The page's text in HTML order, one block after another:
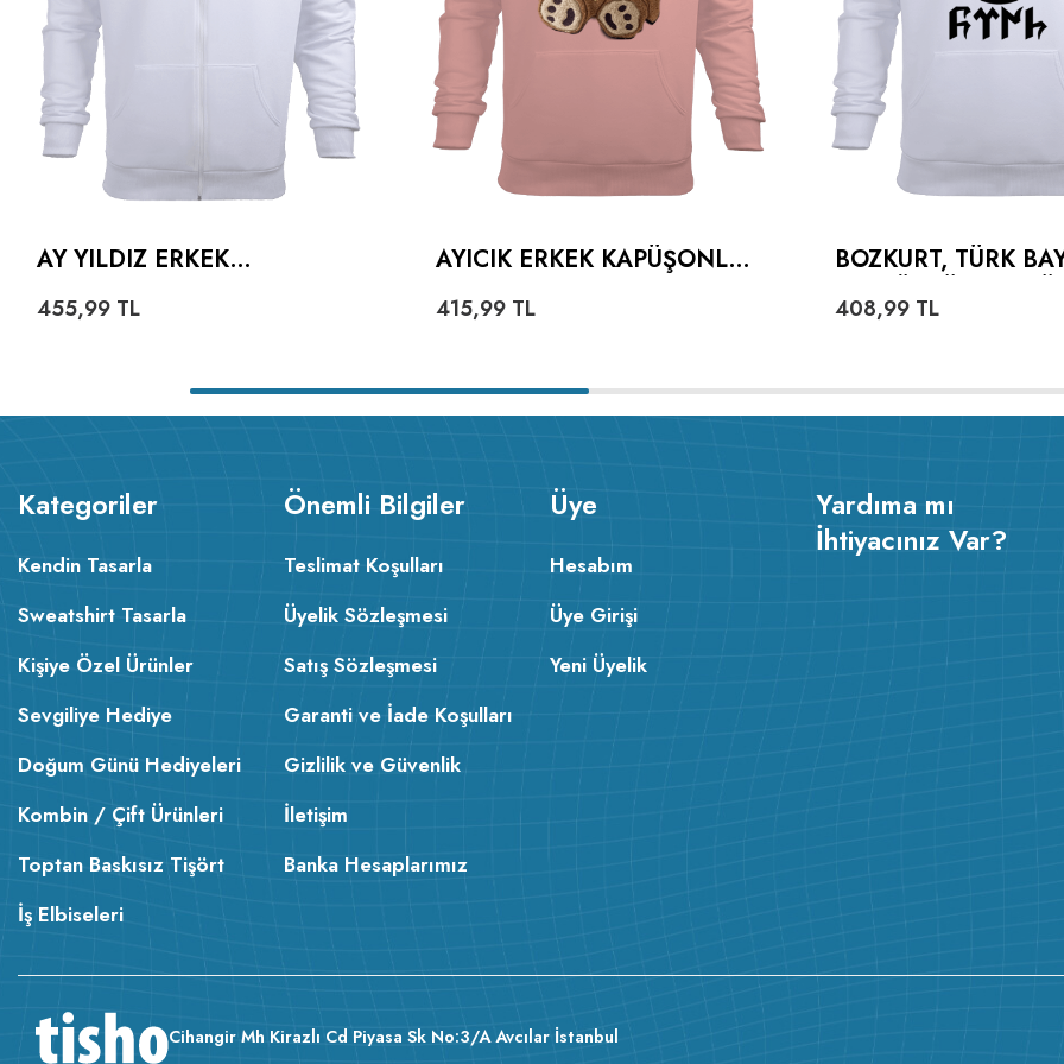
AY YILDIZ ERKEK
455,99 TL
AYICIK ERKEK KAPÜŞONLU
415,99 TL
BOZKURT, TÜRK
YAZILI ERKEK
408,99 TL
Kategoriler
Kendin Tasarla
Sweatshirt Tasarla
Kişiye Özel Ürünler
Sevgiliye Hediye
Doğum Günü Hediyeleri
Kombin / Çift Ürünleri
Toptan Baskısız Tişört
İş Elbiseleri
Önemli Bilgiler
Teslimat Koşulları
Üyelik Sözleşmesi
Satış Sözleşmesi
Garanti ve İade Koşulları
Gizlilik ve Güvenlik
İletişim
Banka Hesaplarımız
Üye
Hesabım
Üye Girişi
Yeni Üyelik
Yardıma mı
İhtiyacınız Var?
Cihangir Mh Kirazlı Cd Piyasa Sk No:3/A Avcılar İstanbul